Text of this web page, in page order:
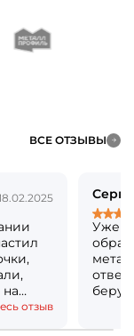
ВСЕ ОТЗЫВЫ
отзыв
Уже